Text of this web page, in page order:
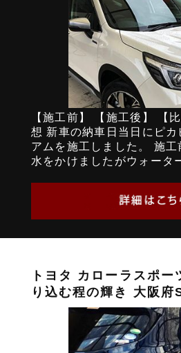
【施工前】 【施工後】 【
想 新車の納車日当日にピカ
アムを施工しました。 施工
水をかけましたがウォータ
トヨタ カローラスポ
り込む程の輝き 大阪府